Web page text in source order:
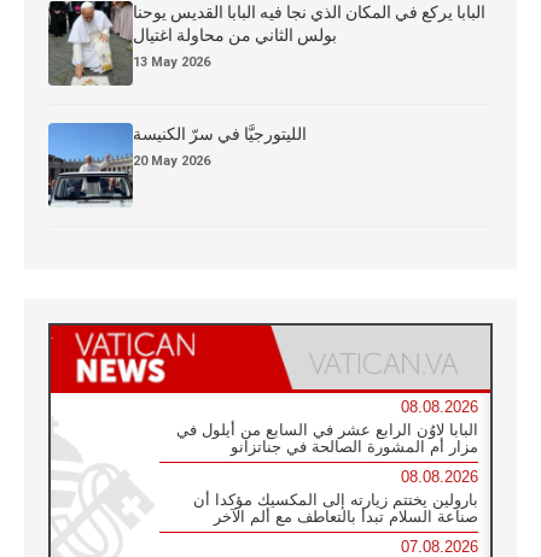
البابا يركع في المكان الذي نجا فيه البابا القديس يوحنا
بولس الثاني من محاولة اغتيال
13 May 2026
الليتورجيَّا في سرّ الكنيسة
20 May 2026
08.08.2026
البابا لاوُن الرابع عشر في السابع من أيلول في
مزار أم المشورة الصالحة في جناتزانو
08.08.2026
بارولين يختتم زيارته إلى المكسيك مؤكدا أن
صناعة السلام تبدأ بالتعاطف مع ألم الآخر
07.08.2026